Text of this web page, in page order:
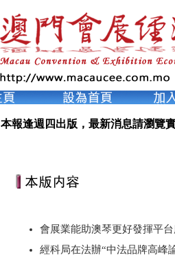
本報逢週四出版，最新消息請瀏覽
會展業能助澳琴更好發揮平
經科局在法辦“中法品牌高峰